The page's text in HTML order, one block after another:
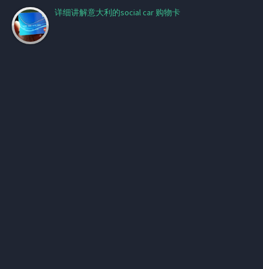
详细讲解意大利的social car 购物卡